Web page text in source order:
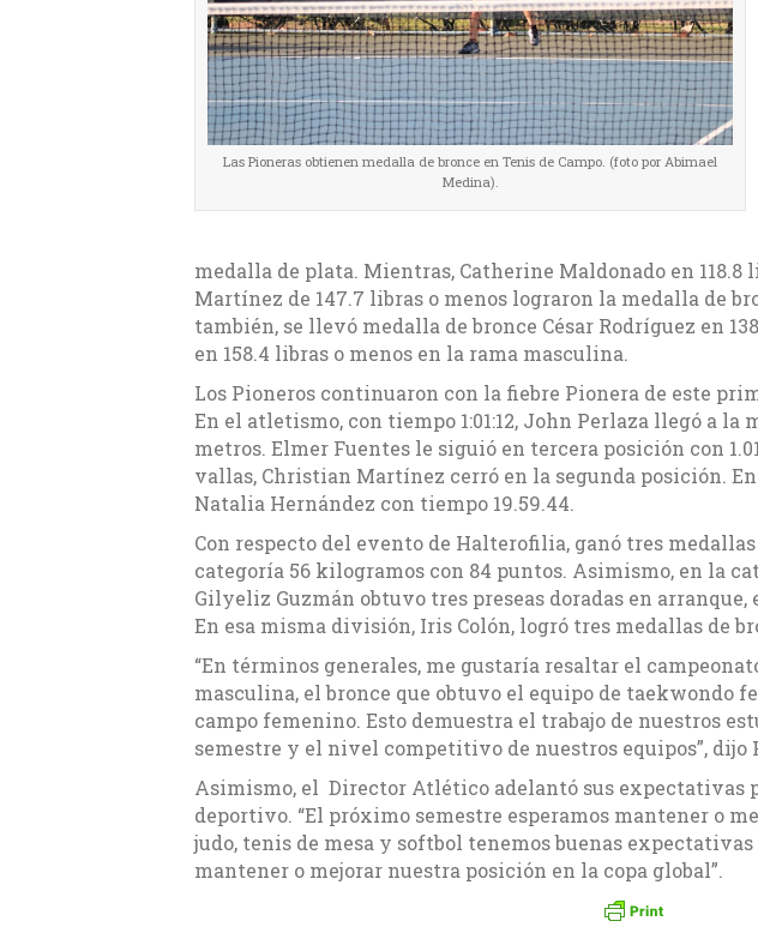
Las Pioneras obtienen medalla de bronce en Tenis de Campo. (foto por Abimael
Medina).
medalla de plata. Mientras, Catherine Maldonado en
Martínez de 147.7 libras o menos lograron la medalla de
también, se llevó medalla de bronce César Rodríguez en
en 158.4 libras o menos en la rama masculina.
Los Pioneros continuaron con la fiebre Pionera de este
En el atletismo, con tiempo 1:01:12, John Perlaza llegó a la
metros. Elmer Fuentes le siguió en tercera posición con
vallas, Christian Martínez cerró en la segunda posición.
Natalia Hernández con tiempo 19.59.44.
Con respecto del evento de Halterofilia, ganó tres
categoría 56 kilogramos con 84 puntos. Asimismo, en la
Gilyeliz Guzmán obtuvo tres preseas doradas en
En esa misma división, Iris Colón, logró tres medallas de
“En términos generales, me gustaría resaltar el
masculina, el bronce que obtuvo el equipo de taekwondo
campo femenino. Esto demuestra el trabajo de nuestros
semestre y el nivel competitivo de nuestros equipos”, dijo
Asimismo, el Director Atlético adelantó sus expectativas
deportivo. “El próximo semestre esperamos mantener o
judo, tenis de mesa y softbol tenemos buenas
mantener o mejorar nuestra posición en la copa global”.